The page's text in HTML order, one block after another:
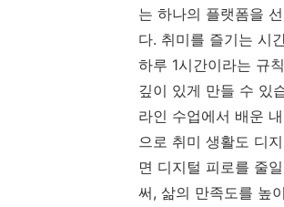
는 하나의 플랫폼을
다. 취미를 즐기는 시
하루 1시간이라는 규
깊이 있게 만들 수 있
라인 수업에서 배운
으로 취미 생활도 디
면 디지털 피로를 줄
써, 삶의 만족도를 높